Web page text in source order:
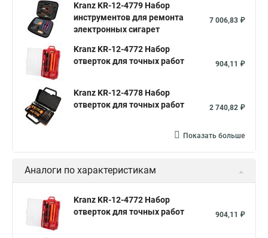
Kranz KR-12-4779 Набор
инструментов для ремонта
электронных сигарет
7 006,83 ₽
Kranz KR-12-4772 Набор
отверток для точных работ
904,11 ₽
Kranz KR-12-4778 Набор
отверток для точных работ
2 740,82 ₽
Показать больше
Аналоги по характеристикам
Kranz KR-12-4772 Набор
отверток для точных работ
904,11 ₽